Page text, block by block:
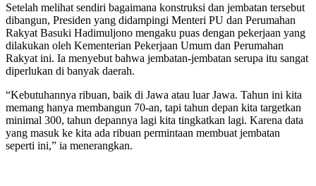
Setelah melihat sendiri bagaimana konstruksi dan jembatan tersebut
dibangun, Presiden yang didampingi Menteri PU dan Perumahan
Rakyat Basuki Hadimuljono mengaku puas dengan pekerjaan yang
dilakukan oleh Kementerian Pekerjaan Umum dan Perumahan
Rakyat ini. Ia menyebut bahwa jembatan-jembatan serupa itu sangat
diperlukan di banyak daerah.
“Kebutuhannya ribuan, baik di Jawa atau luar Jawa. Tahun ini kita
memang hanya membangun 70-an, tapi tahun depan kita targetkan
minimal 300, tahun depannya lagi kita tingkatkan lagi. Karena data
yang masuk ke kita ada ribuan permintaan membuat jembatan
seperti ini,” ia menerangkan.